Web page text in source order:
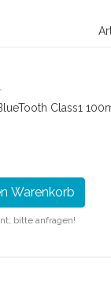
Class1
Warenkorb
bitte anfragen!